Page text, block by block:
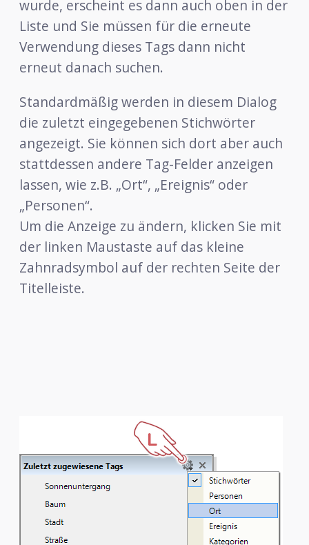
wurde, erscheint es dann auch oben in der
Liste und Sie müssen für die erneute
Verwendung dieses Tags dann nicht
erneut danach suchen.
Standardmäßig werden in diesem Dialog
die zuletzt eingegebenen Stichwörter
angezeigt. Sie können sich dort aber auch
stattdessen andere Tag-Felder anzeigen
lassen, wie z.B. „Ort“, „Ereignis“ oder
„Personen“.
Um die Anzeige zu ändern, klicken Sie mit
der linken Maustaste auf das kleine
Zahnradsymbol auf der rechten Seite der
Titelleiste.